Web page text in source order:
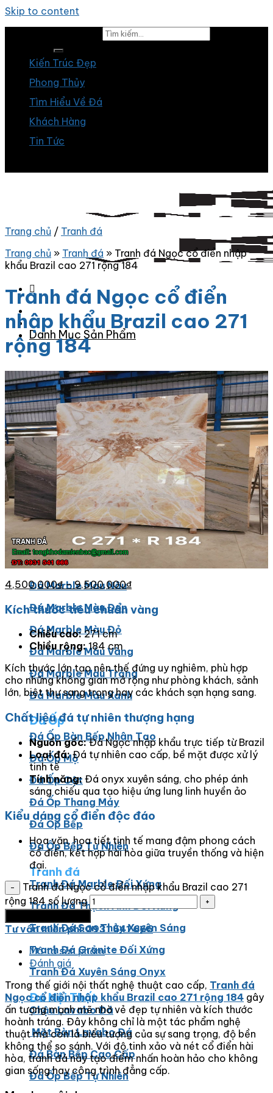
Skip to content
Kiến Trúc Đẹp
Phong Thủy
Tìm Hiểu Về Đá
Khách Hàng
Tin Tức
Danh Mục Sản Phẩm
Đá Granite
Đá Granite Màu Vàng
Đá Granite Màu Xám
Đá Granite Màu Đen
Đá Granite Màu Xanh
Đá Granite Màu Nâu
Đá Granite Màu Đỏ
Đá Travertine
Đá Marble
Đá Marble Màu Kem
Đá Marble Màu Nâu
Đá Marble Màu Đen
Đá Marble Màu Đỏ
Đá Marble Màu Vàng
Đá Marble Màu Trắng
Đá Marble Màu Xanh
Đá Ốp
Đá Ốp Bàn Bếp Nhân Tạo​
Đá Ốp Mộ
Đá Ốp Cột
Đá Ốp Thang Máy
Đá Ốp Bếp
Đá Ốp Bếp Tự Nhiên
Tranh đá
Tranh Đá Marble Đối Xứng
Tranh Đá Thạch Anh Đối Xứng
Tranh Đá Sơn Thủy Xuyên Sáng
Tranh Đá Granite Đối Xứng
Tranh Đá Xuyên Sáng Onyx
Đá Nội Thất
Chậu Lavabo Đá
Mặt Bàn Lavabo Đá
Đá Bàn Bếp Cao Cấp
Đá Ốp Bếp Tự Nhiên
Trang chủ / Tranh đá
Trang chủ » Tranh đá » Tranh đá Ngọc cổ điển nhập
khẩu Brazil cao 271 rộng 184
Tranh đá Ngọc cổ điển
nhập khẩu Brazil cao 271
rộng 184
4,500,000₫–9,500,000₫
Kích thước tiêu chuẩn vàng
Chiều cao:271 cm
Chiều rộng:184 cm
Kích thước lớn tạo nên thế đứng uy nghiêm, phù hợp
cho những không gian mở rộng như phòng khách, sảnh
lớn, biệt thự sang trọng hay các khách sạn hạng sang.
Chất liệu đá tự nhiên thượng hạng
Nguồn gốc:Đá Ngọc nhập khẩu trực tiếp từ Brazil
Loại đá:Đá tự nhiên cao cấp, bề mặt được xử lý
tinh tế
Tính năng: Đá onyx xuyên sáng, cho phép ánh
sáng chiếu qua tạo hiệu ứng lung linh huyền ảo
Kiểu dáng cổ điển độc đáo
Hoa văn, họa tiết tinh tế mang đậm phong cách
cổ điển, kết hợp hài hòa giữa truyền thống và hiện
đại.
Tranh đá Ngọc cổ điển nhập khẩu Brazil cao 271
rộng 184 số lượng
Tư vấn miến phí:0931 541 666
Mô tả sản phẩm
Đánh giá
Trong thế giới nội thất nghệ thuật cao cấp, Tranh đá
Ngọc cổ điển nhập khẩu Brazil cao 271 rộng 184 gây
ấn tượng mạnh mẽ nhờ vẻ đẹp tự nhiên và kích thước
hoành tráng. Đây không chỉ là một tác phẩm nghệ
thuật mà còn là biểu tượng của sự sang trọng, độ bền
không thể so sánh. Với độ tinh xảo và nét cổ điển hài
hòa, tranh đá này tạo điểm nhấn hoàn hảo cho không
gian sống hay công trình đẳng cấp.